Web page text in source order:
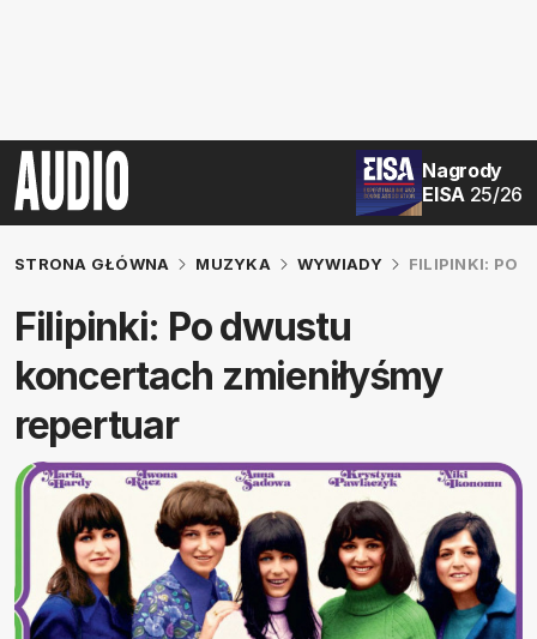
Nagrody
EISA 25/26
STRONA GŁÓWNA MUZYKA WYWIADY FILIPINKI: PO
Filipinki: Po dwustu
koncertach zmieniłyśmy
repertuar